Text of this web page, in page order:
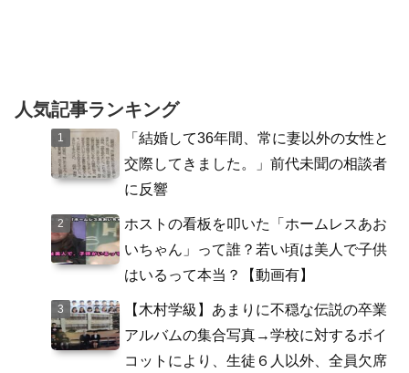
人気記事ランキング
「結婚して36年間、常に妻以外の女性と
交際してきました。」前代未聞の相談者
に反響
ホストの看板を叩いた「ホームレスあお
いちゃん」って誰？若い頃は美人で子供
はいるって本当？【動画有】
【木村学級】あまりに不穏な伝説の卒業
アルバムの集合写真→学校に対するボイ
コットにより、生徒６人以外、全員欠席